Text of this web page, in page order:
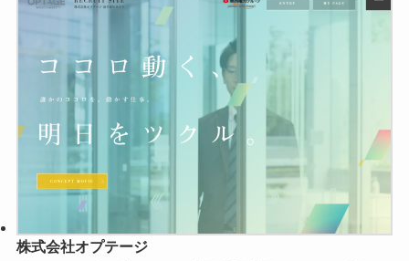
株式会社オプテージ